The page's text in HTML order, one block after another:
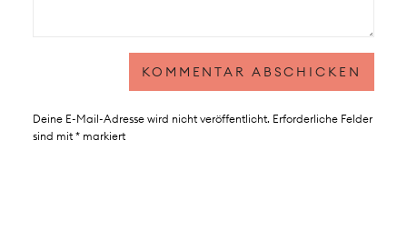
Deine E-Mail-Adresse wird nicht veröffentlicht. Erforderliche Felder
sind mit *markiert